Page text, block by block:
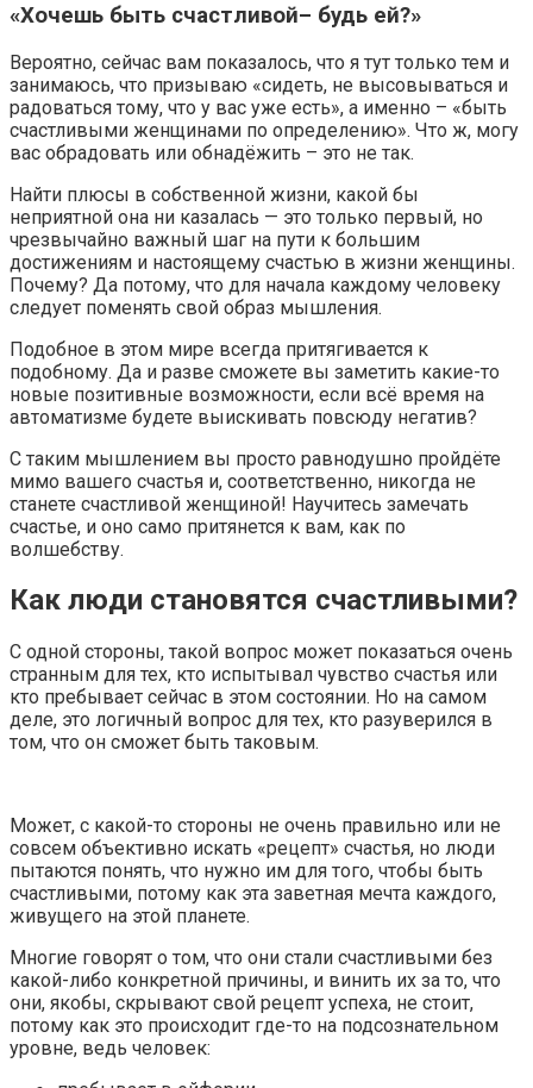
«Хочешь быть счастливой– будь ей?»
Вероятно, сейчас вам показалось, что я тут только тем и
занимаюсь, что призываю «сидеть, не высовываться и
радоваться тому, что у вас уже есть», а именно – «быть
счастливыми женщинами по определению». Что ж, могу
вас обрадовать или обнадёжить – это не так.
Найти плюсы в собственной жизни, какой бы
неприятной она ни казалась — это только первый, но
чрезвычайно важный шаг на пути к большим
достижениям и настоящему счастью в жизни женщины.
Почему? Да потому, что для начала каждому человеку
следует поменять свой образ мышления.
Подобное в этом мире всегда притягивается к
подобному. Да и разве сможете вы заметить какие-то
новые позитивные возможности, если всё время на
автоматизме будете выискивать повсюду негатив?
С таким мышлением вы просто равнодушно пройдёте
мимо вашего счастья и, соответственно, никогда не
станете счастливой женщиной! Научитесь замечать
счастье, и оно само притянется к вам, как по
волшебству.
Как люди становятся счастливыми?
С одной стороны, такой вопрос может показаться очень
странным для тех, кто испытывал чувство счастья или
кто пребывает сейчас в этом состоянии. Но на самом
деле, это логичный вопрос для тех, кто разуверился в
том, что он сможет быть таковым.
Может, с какой-то стороны не очень правильно или не
совсем объективно искать «рецепт» счастья, но люди
пытаются понять, что нужно им для того, чтобы быть
счастливыми, потому как эта заветная мечта каждого,
живущего на этой планете.
Многие говорят о том, что они стали счастливыми без
какой-либо конкретной причины, и винить их за то, что
они, якобы, скрывают свой рецепт успеха, не стоит,
потому как это происходит где-то на подсознательном
уровне, ведь человек: